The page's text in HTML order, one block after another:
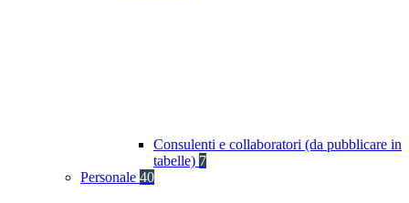
Consulenti e collaboratori (da pubblicare in
tabelle) 7
Personale 40